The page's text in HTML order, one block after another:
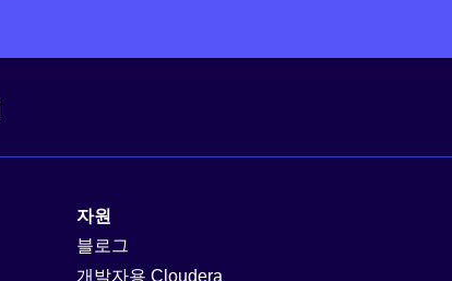
자원
블로그
개발자용 Cloudera